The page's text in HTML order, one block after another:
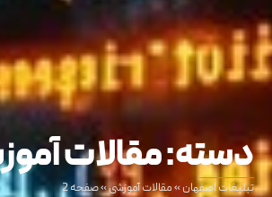
دسته: مقالات
تبلیغات اصفهان»مقالات آموزشی»صفحه 2